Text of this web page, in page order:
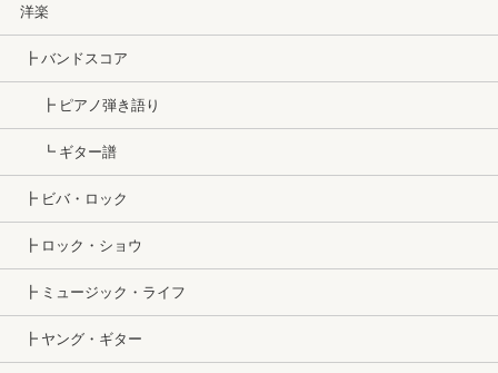
洋楽
┣ バンドスコア
┣ ピアノ弾き語り
┗ ギター譜
┣ ビバ・ロック
┣ ロック・ショウ
┣ ミュージック・ライフ
┣ ヤング・ギター